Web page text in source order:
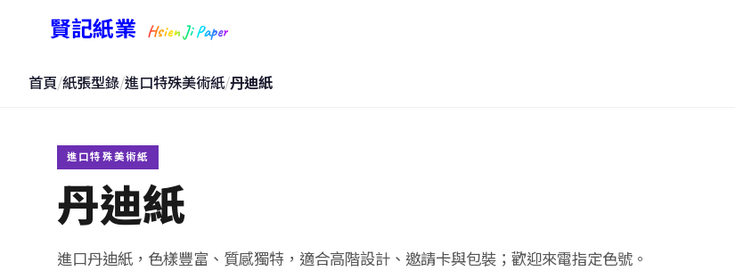
賢記紙業 Hsien Ji Paper
首頁/紙張型錄/進口特殊美術紙/丹迪紙
進口特殊美術紙
丹迪紙
進口丹迪紙，色樣豐富、質感獨特，適合高階設計、邀請卡與包裝；歡迎來電指定色號。